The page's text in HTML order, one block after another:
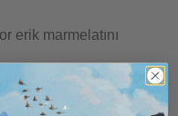
erik marmelatını
süsleyip afiyetle